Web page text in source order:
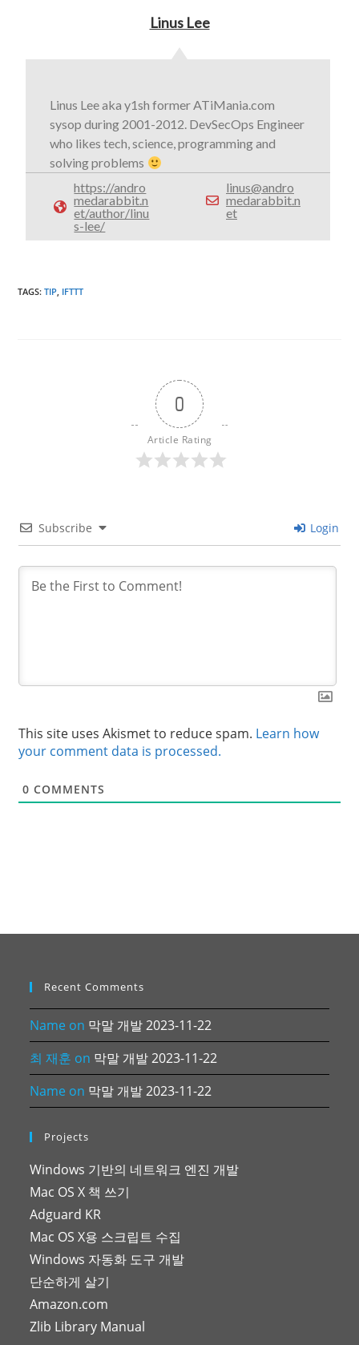
Linus Lee
Linus Lee aka y1sh former ATiMania.com
sysop during 2001-2012. DevSecOps Engineer
who likes tech, science, programming and
solving problems
https://andro
medarabbit.n
et/author/linu
s-lee/
linus@andro
medarabbit.n
et
TAGS:TIP, IFTTT
0
Article Rating
Subscribe Login
This site uses Akismet to reduce spam. Learn how
your comment data is processed.
0 COMMENTS
Recent Comments
Name on 막말 개발 2023-11-22
최 재훈 on 막말 개발 2023-11-22
Name on 막말 개발 2023-11-22
Projects
Windows 기반의 네트워크 엔진 개발
Mac OS X 책 쓰기
Adguard KR
Mac OS X용 스크립트 수집
Windows 자동화 도구 개발
단순하게 살기
Amazon.com
Zlib Library Manual